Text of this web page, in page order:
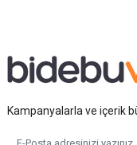
Kampanyalarla ve içerik